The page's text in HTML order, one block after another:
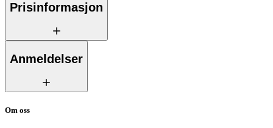
Prisinformasjon
Anmeldelser
Om oss